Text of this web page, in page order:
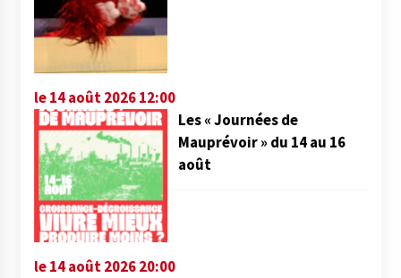
le 14 août 2026 12:00
Les « Journées de
Mauprévoir » du 14 au 16
août
le 14 août 2026 20:00